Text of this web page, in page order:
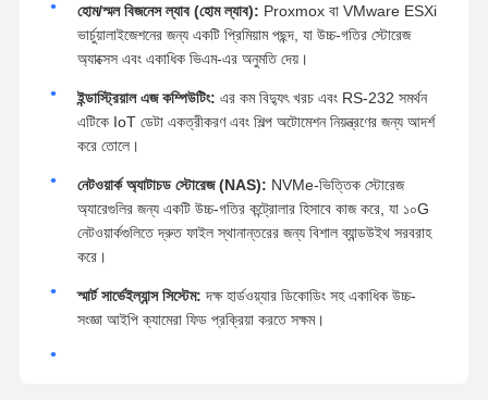
হোম/স্মল বিজনেস ল্যাব (হোম ল্যাব): Proxmox বা VMware ESXi
ভার্চুয়ালাইজেশনের জন্য একটি প্রিমিয়াম পছন্দ, যা উচ্চ-গতির স্টোরেজ
অ্যাক্সেস এবং একাধিক ভিএম-এর অনুমতি দেয়।
ইন্ডাস্ট্রিয়াল এজ কম্পিউটিং: এর কম বিদ্যুৎ খরচ এবং RS-232 সমর্থন
এটিকে IoT ডেটা একত্রীকরণ এবং শিল্প অটোমেশন নিয়ন্ত্রণের জন্য আদর্শ
করে তোলে।
নেটওয়ার্ক অ্যাটাচড স্টোরেজ (NAS): NVMe-ভিত্তিক স্টোরেজ
অ্যারেগুলির জন্য একটি উচ্চ-গতির কন্ট্রোলার হিসাবে কাজ করে, যা ১০G
নেটওয়ার্কগুলিতে দ্রুত ফাইল স্থানান্তরের জন্য বিশাল ব্যান্ডউইথ সরবরাহ
করে।
স্মার্ট সার্ভেইল্যান্স সিস্টেম: দক্ষ হার্ডওয়্যার ডিকোডিং সহ একাধিক উচ্চ-
সংজ্ঞা আইপি ক্যামেরা ফিড প্রক্রিয়া করতে সক্ষম।